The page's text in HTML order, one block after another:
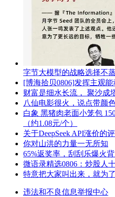
字节大模型的战略选择不
[博海拾贝0806]发挥主观能
财富是细水长流， 聚沙成
八仙电影很火，说点带颜
白象 黑猪肉老面小笼包
（约1.08元/个）
关于DeepSeek API涨价的
你对山洪的力量一无所知
65%返奖率，刮刮乐爆火
微语录精选0806：炒股人
特意把大家叫出来，就为
违法和不良信息举报中心